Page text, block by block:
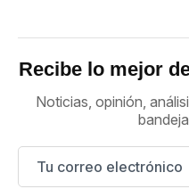
Recibe lo mejor
Noticias, opinión,